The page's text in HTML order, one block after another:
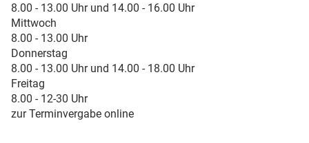
8.00 - 13.00 Uhr und 14.00 - 16.00 Uhr
Mittwoch
8.00 - 13.00 Uhr
Donnerstag
8.00 - 13.00 Uhr und 14.00 - 18.00 Uhr
Freitag
8.00 - 12-30 Uhr
zur Terminvergabe online